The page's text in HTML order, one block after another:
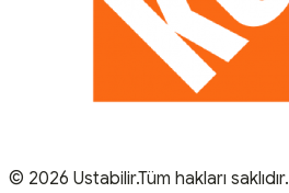
© 2026 Ustabilir.Tüm hakları saklıdır.